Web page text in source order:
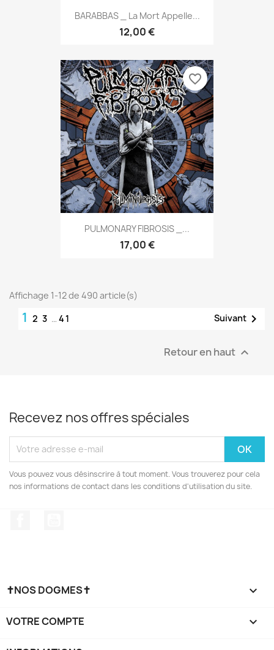
BARABBAS _ La Mort Appelle...
12,00 €
PULMONARY FIBROSIS _...
17,00 €
favorite_border
Affichage 1-12 de 490 article(s)
1 2 3 … 41 Suivant 
Retour en haut 
Recevez nos offres spéciales
Vous pouvez vous désinscrire à tout moment. Vous trouverez pour cela
nos informations de contact dans les conditions d'utilisation du site.
✝NOS DOGMES✝ 
VOTRE COMPTE 